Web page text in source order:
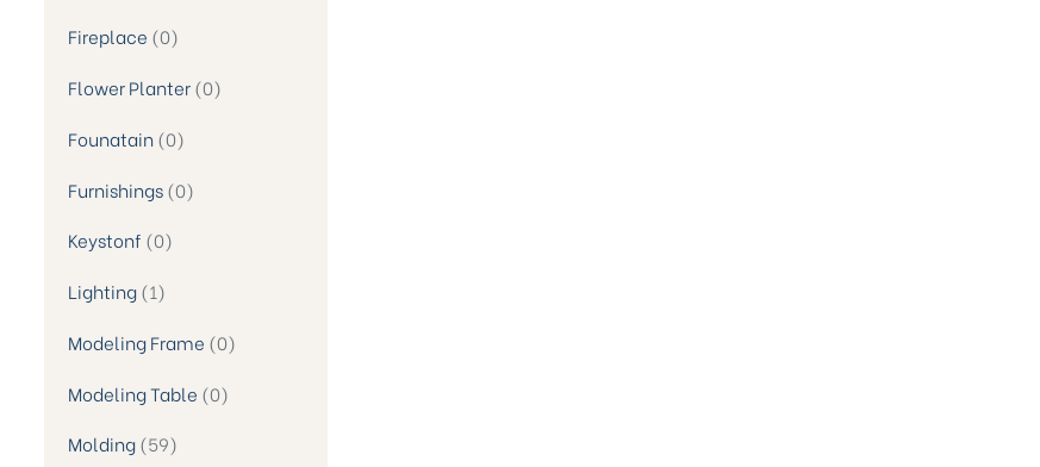
Fireplace 0
Flower Planter 0
Founatain 0
Furnishings 0
Keystonf 0
Lighting 1
Modeling Frame 0
Modeling Table 0
Molding 59